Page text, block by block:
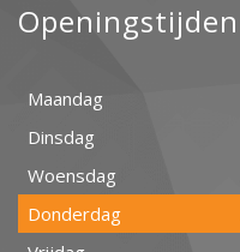
Openingstijden
Maandag
Dinsdag
Woensdag
Donderdag